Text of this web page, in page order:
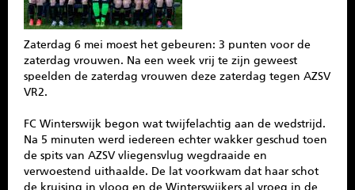
CONTACT
MENU
Zaterdag 6 mei moest het gebeuren: 3 punten voor de
zaterdag vrouwen. Na een week vrij te zijn geweest
speelden de zaterdag vrouwen deze zaterdag tegen AZSV
VR2.
FC Winterswijk begon wat twijfelachtig aan de wedstrijd.
Na 5 minuten werd iedereen echter wakker geschud toen
de spits van AZSV vliegensvlug wegdraaide en
verwoestend uithaalde. De lat voorkwam dat haar schot
de kruising in vloog en de Winterswijkers al vroeg in de